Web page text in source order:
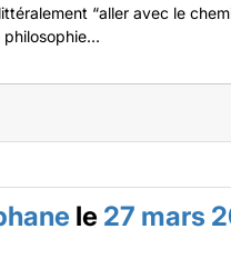
“aller avec le
philosophie…
le 27 mars